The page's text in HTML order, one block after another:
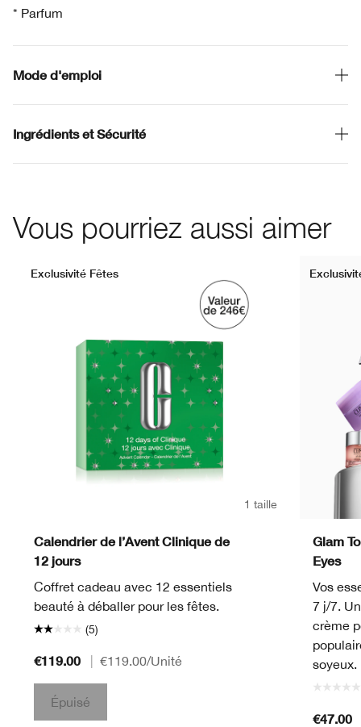
* Parfum
Mode d'emploi
Ingrédients et Sécurité
Vous pourriez aussi aimer
Exclusivité Fêtes
1 taille
Calendrier de l’Avent Clinique de
12 jours
Coffret cadeau avec 12 essentiels
beauté à déballer pour les fêtes.
(5)
€119.00 €119.00/Unité
Épuisé
Glam
Eyes
Vos
7 j/7.
crème
soyeux.
€47.00